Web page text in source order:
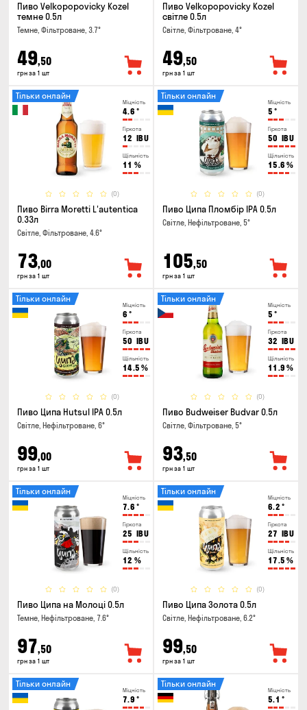
Пиво Velkopopovicky Kozel
темне 0.5л
Темне, Фільтроване, 3.7°
49,50
грн за 1 шт
Пиво Velkopopovicky Kozel
світле 0.5л
Світле, Фільтроване, 4°
49,50
грн за 1 шт
Міцність
4.6 °
Гіркота
12 IBU
Щільність
11 %
(0)
Тільки онлайн
Пиво Birra Moretti L'autentica
0.33л
Світле, Фільтроване, 4.6°
73,00
грн за 1 шт
Міцність
5 °
Гіркота
50 IBU
Щільність
15.6 %
(0)
Тільки онлайн
Пиво Ципа Пломбір IPA 0.5л
Світле, Нефільтроване, 5°
105,50
грн за 1 шт
Міцність
6 °
Гіркота
50 IBU
Щільність
14.5 %
(0)
Тільки онлайн
Пиво Ципа Hutsul IPA 0.5л
Світле, Нефільтроване, 6°
99,00
грн за 1 шт
Міцність
5 °
Гіркота
32 IBU
Щільність
11.9 %
(0)
Тільки онлайн
Пиво Budweiser Budvar 0.5л
Світле, Фільтроване, 5°
93,50
грн за 1 шт
Міцність
7.6 °
Гіркота
25 IBU
Щільність
12 %
(0)
Тільки онлайн
Пиво Ципа на Молоці 0.5л
Темне, Нефільтроване, 7.6°
97,50
грн за 1 шт
Міцність
6.2 °
Гіркота
27 IBU
Щільність
17.5 %
(0)
Тільки онлайн
Пиво Ципа Золота 0.5л
Світле, Нефільтроване, 6.2°
99,50
грн за 1 шт
Міцність
7.9 °
Тільки онлайн
Міцність
5.1 °
Тільки онлайн